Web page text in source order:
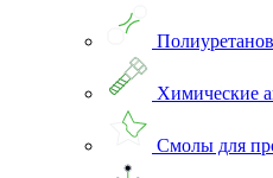
Химические
Смолы для